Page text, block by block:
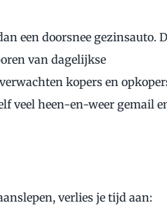
een doorsnee gezinsauto.
van dagelijkse
kopers en
veel heen-en-weer gemail
verlies je tijd aan: